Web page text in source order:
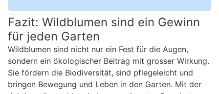
Fazit: Wildblumen sind ein Gewinn
für jeden Garten
Wildblumen sind nicht nur ein Fest für die Augen,
sondern ein ökologischer Beitrag mit grosser Wirkung.
Sie fördern die Biodiversität, sind pflegeleicht und
bringen Bewegung und Leben in den Garten. Mit der